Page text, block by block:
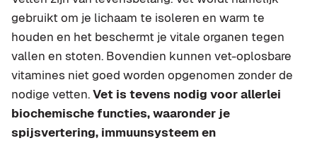
gebruikt om je lichaam te isoleren en warm te
houden en het beschermt je vitale organen tegen
vallen en stoten. Bovendien kunnen vet-oplosbare
vitamines niet goed worden opgenomen zonder de
nodige vetten.Vet is tevens nodig voor allerlei
biochemische functies, waaronder je
spijsvertering, immuunsysteem en